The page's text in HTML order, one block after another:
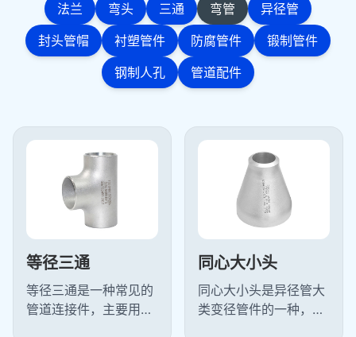
法兰 弯头 三通 弯管
异径管
封头管帽
衬塑管件 防腐管件
锻制管件
钢制人孔
管道配件
等径三通
‌等径三通是一种常见的
管道连接件，主要用于
同心大小头
同心大小头是异径管大
类变径管件的一种，大